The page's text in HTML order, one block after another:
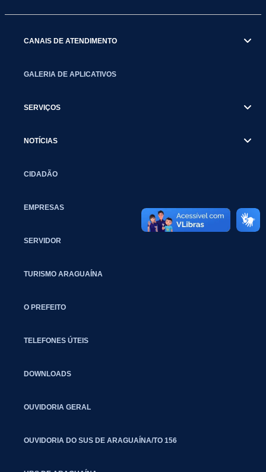
CANAIS DE ATENDIMENTO
GALERIA DE APLICATIVOS
SERVIÇOS
NOTÍCIAS
CIDADÃO
EMPRESAS
SERVIDOR
TURISMO ARAGUAÍNA
O PREFEITO
TELEFONES ÚTEIS
DOWNLOADS
OUVIDORIA GERAL
OUVIDORIA DO SUS DE ARAGUAÍNA/TO 156